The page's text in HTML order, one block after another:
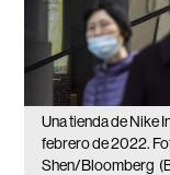
Una tienda de Nike
febrero de 2022.
Shen/Bloomberg